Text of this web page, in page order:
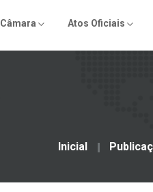
Atos Oficiais
Inicial